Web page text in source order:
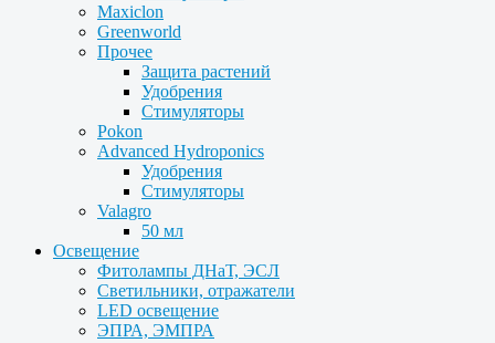
Maxiclon
Greenworld
Прочее
Защита растений
Удобрения
Стимуляторы
Pokon
Advanced Hydroponics
Удобрения
Стимуляторы
Valagro
50 мл
Освещение
Фитолампы ДНаТ, ЭСЛ
Светильники, отражатели
LED освещение
ЭПРА, ЭМПРА